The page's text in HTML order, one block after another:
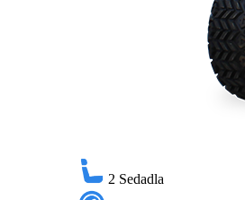
2 Sedadla